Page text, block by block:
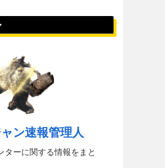
ン速報管理人
ターに関する情報をまと